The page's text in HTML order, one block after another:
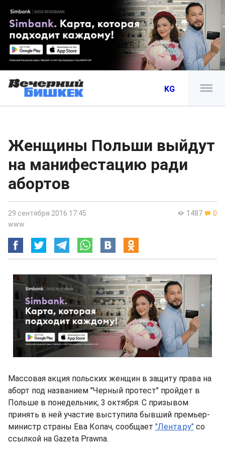
KG
Женщины Польши выйдут
на манифестацию ради
абортов
1487 0
29 сентября 2016 17:45
www
Массовая акция польских женщин в защиту права на
аборт под названием "Черный протест" пройдет в
Польше в понедельник, 3 октября. С призывом
принять в ней участие выступила бывший премьер-
министр страны Ева Копач, сообщает "Лента.ру" со
ссылкой на Gazeta Prawna.